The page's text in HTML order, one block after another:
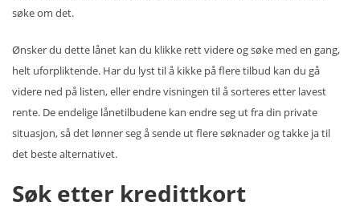
søke om det.
Ønsker du dette lånet kan du klikke rett videre og søke med en gang,
helt uforpliktende. Har du lyst til å kikke på flere tilbud kan du gå
videre ned på listen, eller endre visningen til å sorteres etter lavest
rente. De endelige lånetilbudene kan endre seg ut fra din private
situasjon, så det lønner seg å sende ut flere søknader og takke ja til
det beste alternativet.
Søk etter kredittkort